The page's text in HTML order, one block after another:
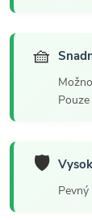
🧺
🛡️